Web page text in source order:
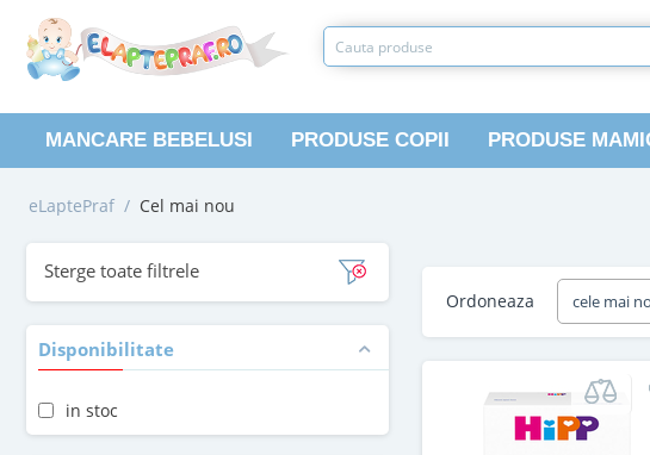
MANCARE BEBELUSI PRODUSE COPII PRODUSE
eLaptePraf / Cel mai nou
Sterge toate filtrele
Disponibilitate
in stoc
Ordoneaza cele mai